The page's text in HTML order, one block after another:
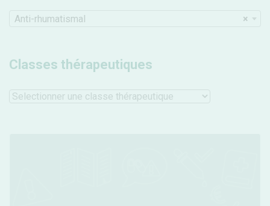
×
Anti-rhumatismal
Classes thérapeutiques